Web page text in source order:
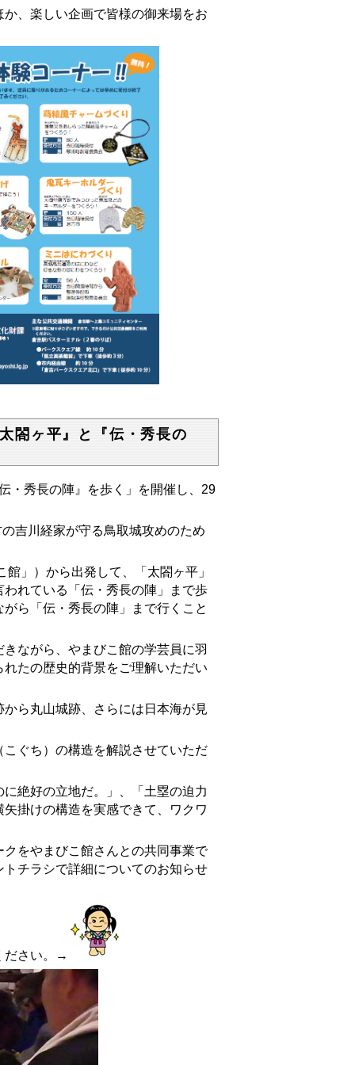
、楽しい企画で皆様の御来場をお
閤ヶ平』と『伝・秀長の
秀長の陣』を歩く」を開催し、29
吉川経家が守る鳥取城攻めのため
」）から出発して、「太閤ヶ平」
れている「伝・秀長の陣」まで歩
ら「伝・秀長の陣」まで行くこと
ながら、やまびこ館の学芸員に羽
たの歴史的背景をご理解いただい
ら丸山城跡、さらには日本海が見
ぐち）の構造を解説させていただ
絶好の立地だ。」、「土塁の迫力
掛けの構造を実感できて、ワクワ
をやまびこ館さんとの共同事業で
チラシで詳細についてのお知らせ
ださい。→